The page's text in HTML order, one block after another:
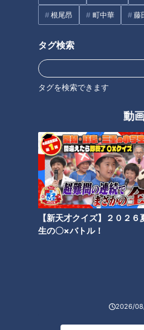
根尾昂 町中華 藤
タグ検索
タグを検索できます
動
【新天才クイズ】２０２６
生の〇×バトル！
2026/
ための設備をイギリスから取り